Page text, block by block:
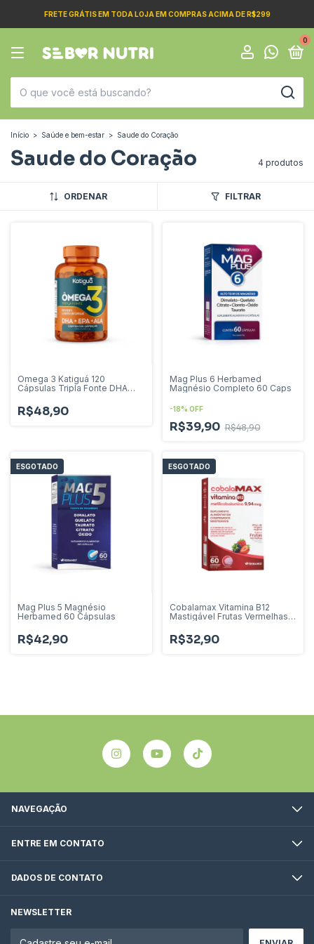
FRETE GRÁTIS EM TODA LOJA EM COMPRAS ACIMA DE R$299
0
Início > Saúde e bem-estar > Saude do Coração
Saude do Coração 4 produtos
ORDENAR FILTRAR
Omega 3 Katiguá 120
Cápsulas Tripla Fonte DHA
R$48,90
Mag Plus 6 Herbamed
Magnésio Completo 60 Caps
-18% OFF
R$39,90 R$48,90
ESGOTADO
Mag Plus 5 Magnésio
Herbamed 60 Cápsulas
R$42,90
ESGOTADO
Cobalamax Vitamina B12
Mastigável Frutas Vermelhas
R$32,90
NAVEGAÇÃO
ENTRE EM CONTATO
DADOS DE CONTATO
NEWSLETTER